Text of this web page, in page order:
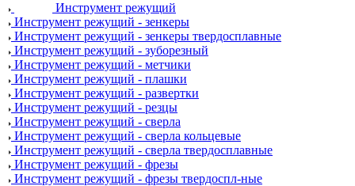
Инструмент режущий
Инструмент режущий - зенкеры
Инструмент режущий - зенкеры твердосплавные
Инструмент режущий - зуборезный
Инструмент режущий - метчики
Инструмент режущий - плашки
Инструмент режущий - развертки
Инструмент режущий - резцы
Инструмент режущий - сверла
Инструмент режущий - сверла кольцевые
Инструмент режущий - сверла твердосплавные
Инструмент режущий - фрезы
Инструмент режущий - фрезы твердоспл-ные